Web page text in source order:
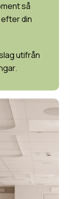
så
efter din
utifrån